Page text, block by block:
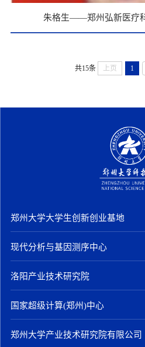
朱格生——郑州弘新医疗
共15条 上页 1
郑州大学大学生创新创业基地
现代分析与基因测序中心
洛阳产业技术研究院
国家超级计算(郑州)中心
郑州大学产业技术研究院有限公司